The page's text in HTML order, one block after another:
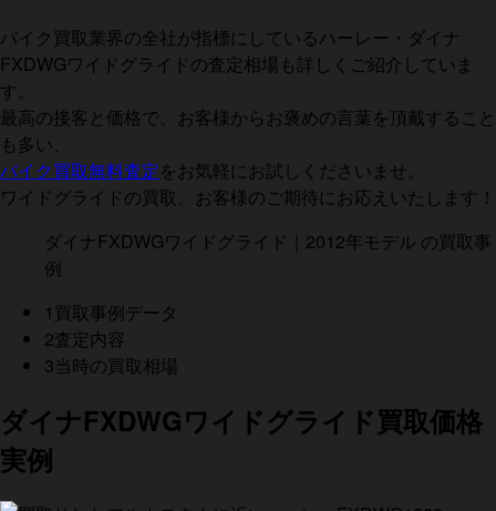
バイク買取業界の全社が指標にしているハーレー・ダイナ
FXDWGワイドグライドの査定相場も詳しくご紹介していま
す。
最高の接客と価格で、お客様からお褒めの言葉を頂戴すること
も多い、
バイク買取無料査定をお気軽にお試しくださいませ。
ワイドグライドの買取。お客様のご期待にお応えいたします！
ダイナFXDWGワイドグライド｜2012年モデル の買取事
例
1 買取事例データ
2査定内容
3当時の買取相場
ダイナFXDWGワイドグライド買取価格
実例